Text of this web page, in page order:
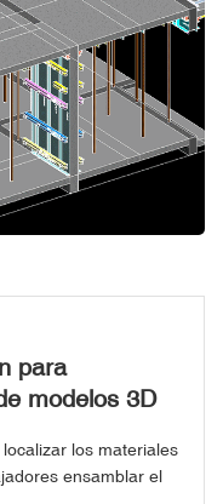
para
modelos 3D
los materiales
ensamblar el